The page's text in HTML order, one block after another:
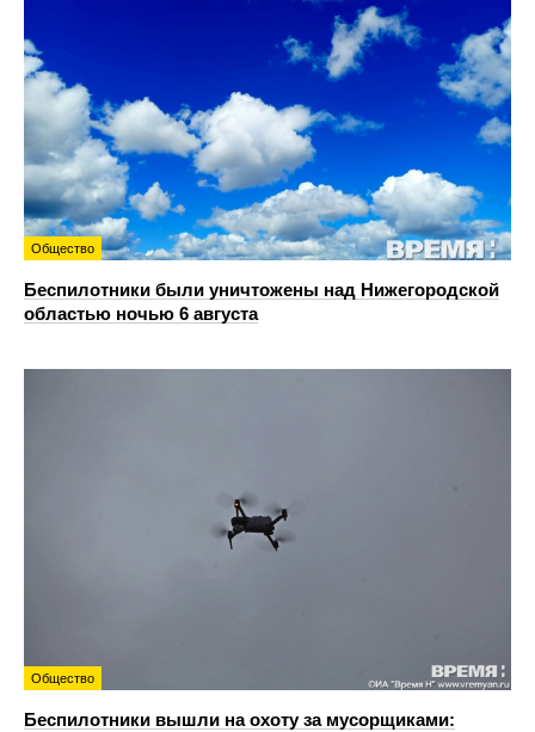
Общество
Беспилотники были уничтожены над Нижегородской
областью ночью 6 августа
Общество
Беспилотники вышли на охоту за мусорщиками: